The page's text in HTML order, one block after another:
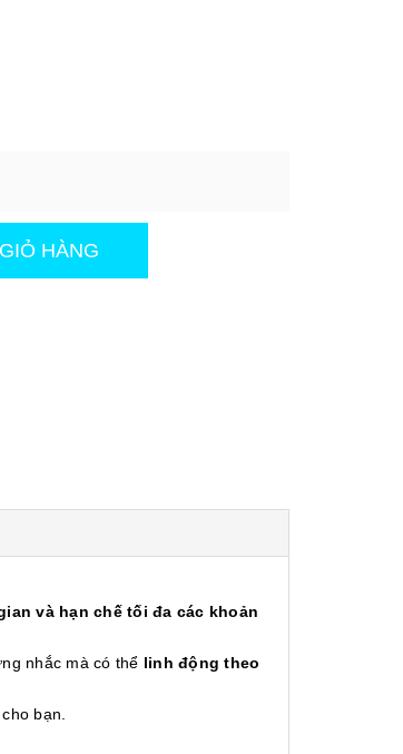
HÀNG
và hạn chế tối đa các khoản
nhắc mà có thể linh động theo
bạn.